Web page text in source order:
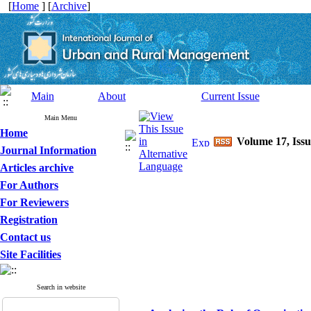
[Home ] [Archive]
Main About Current Issue
Main Menu
Home
Journal Information
Articles archive
For Authors
For Reviewers
Registration
Contact us
Site Facilities
Search in website
Volume 17,